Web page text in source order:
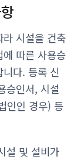
시설을 건축
따른 사용승
다. 등록 신
승인서, 시설
인인 경우) 등
설 및 설비가